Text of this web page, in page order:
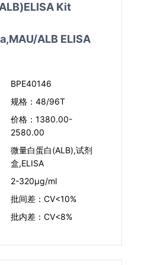
Kit
ALB ELISA
BPE40146
规格：48/96T
价格：1380.00-
2580.00
微量白蛋白(ALB),试剂
盒,ELISA
2-320μg/ml
批间差：CV<10%
批内差：CV<8%